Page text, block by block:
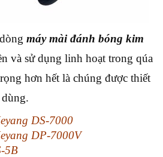
máy mài đánh bóng kim
và sử dụng linh hoạt trong qúa
hơn hết là chúng được thiết
DS-7000
DP-7000V
5B